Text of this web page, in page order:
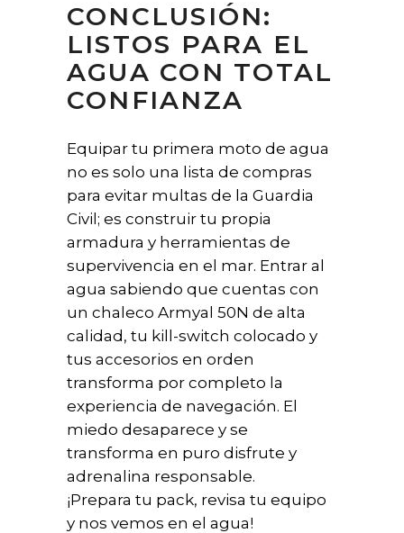
CONCLUSIÓN:
LISTOS PARA EL
AGUA CON TOTAL
CONFIANZA
Equipar tu primera moto de agua
no es solo una lista de compras
para evitar multas de la Guardia
Civil; es construir tu propia
armadura y herramientas de
supervivencia en el mar. Entrar al
agua sabiendo que cuentas con
un chaleco Armyal 50N de alta
calidad, tu kill-switch colocado y
tus accesorios en orden
transforma por completo la
experiencia de navegación. El
miedo desaparece y se
transforma en puro disfrute y
adrenalina responsable.
¡Prepara tu pack, revisa tu equipo
y nos vemos en el agua!